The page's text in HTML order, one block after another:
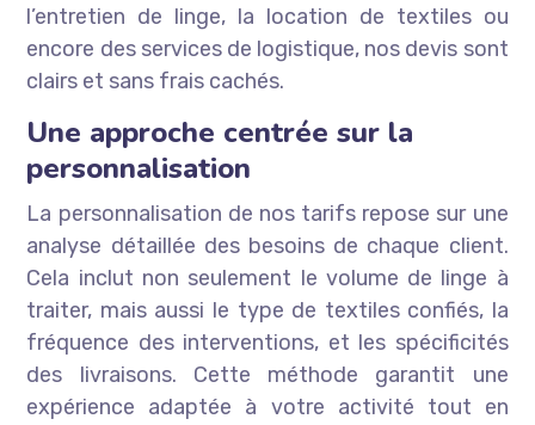
l’entretien de linge, la location de textiles ou
encore des services de logistique, nos devis sont
clairs et sans frais cachés.
Une approche centrée sur la
personnalisation
La personnalisation de nos tarifs repose sur une
analyse détaillée des besoins de chaque client.
Cela inclut non seulement le volume de linge à
traiter, mais aussi le type de textiles confiés, la
fréquence des interventions, et les spécificités
des livraisons. Cette méthode garantit une
expérience adaptée à votre activité tout en